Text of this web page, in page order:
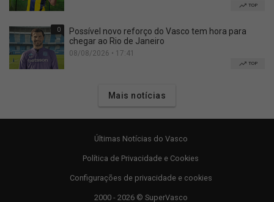
TOP
0
Possível novo reforço do Vasco tem hora para
chegar ao Rio de Janeiro
08/08/2026 • 17:41
TOP
Mais notícias
Últimas Notícias do Vasco
Política de Privacidade e Cookies
Configurações de privacidade e cookies
2000 - 2026 © SuperVasco